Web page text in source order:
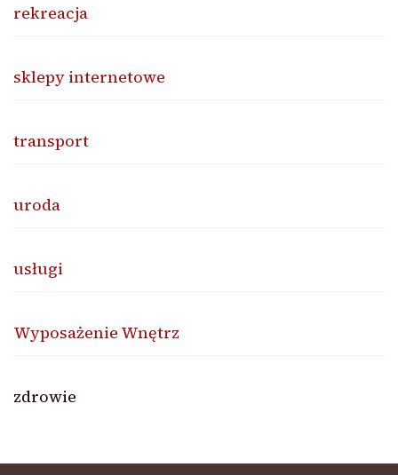
rekreacja
sklepy internetowe
transport
uroda
usługi
Wyposażenie Wnętrz
zdrowie